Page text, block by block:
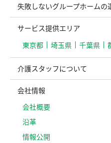
失敗しないグループホームの
サービス提供エリア
東京都
埼玉県 千葉県
介護スタッフについて
会社情報
会社概要
沿革
情報公開